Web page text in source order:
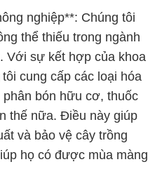
nghiệp**: Chúng tôi
thể thiếu trong ngành
Với sự kết hợp của khoa
cung cấp các loại hóa
bón hữu cơ, thuốc
thế nữa. Điều này giúp
và bảo vệ cây trồng
họ có được mùa màng